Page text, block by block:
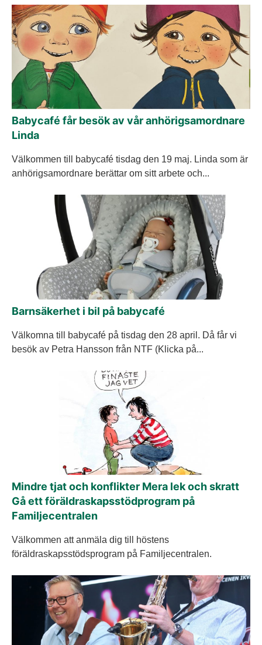
Babycafé får besök av vår anhörigsamordnare
Linda
Välkommen till babycafé tisdag den 19 maj. Linda som är
anhörigsamordnare berättar om sitt arbete och...
Barnsäkerhet i bil på babycafé
Välkomna till babycafé på tisdag den 28 april. Då får vi
besök av Petra Hansson från NTF (Klicka på...
Mindre tjat och konflikter Mera lek och skratt
Gå ett föräldraskapsstödprogram på
Familjecentralen
Välkommen att anmäla dig till höstens
föräldraskapsstödsprogram på Familjecentralen.